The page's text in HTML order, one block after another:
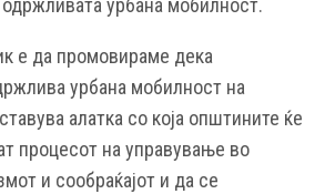
урбана мобилност.
е да промовираме дека
урбана мобилност на
алатка со која општините ќе
процесот на управување во
и сообраќајот и да се